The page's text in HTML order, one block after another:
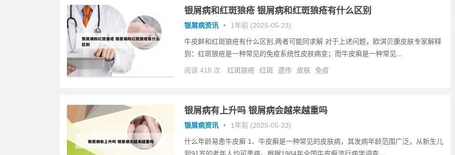
银屑病和红斑狼疮 银屑病和红斑狼疮有什么区别
银屑病资讯 • 1年前 (2025-05-23)
牛皮鲜和红斑狼疮有什么区别,两者可能同求解 对于上述问题，欧淇贝康皮肤专家解释
到：红斑狼疮是一种常见的免疫系统性皮肤病变；而牛皮癣是一种常见...
阅读 418 次 红斑狼疮 红斑 遗传 皮肤 免疫
银屑病有上升吗 银屑病会越来越重吗
银屑病资讯 • 1年前 (2025-05-23)
什么年龄易患牛皮癣 1、牛皮癣是一种常见的皮肤病，其发病年龄范围广泛，从新生儿